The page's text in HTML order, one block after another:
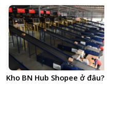
Kho BN Hub Shopee ở đâu?